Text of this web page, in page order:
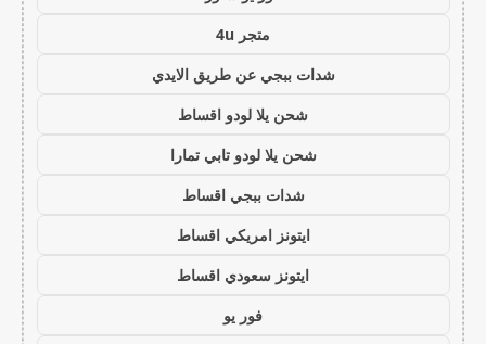
متجر 4u
شدات ببجي عن طريق الايدي
شحن يلا لودو اقساط
شحن يلا لودو تابي تمارا
شدات ببجي اقساط
ايتونز امريكي اقساط
ايتونز سعودي اقساط
فور يو